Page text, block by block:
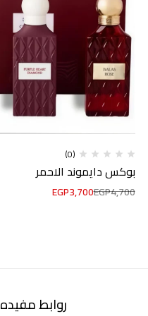
(0)
بوكس دايموند الاحمر
EGP4,700
EGP3,700
روابط مفيده